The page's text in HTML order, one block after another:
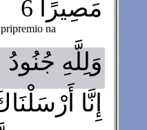
مَصِيرًا 6
na
وَلِلَّهِ
إِنَّا